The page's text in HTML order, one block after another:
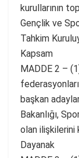
kurullarının
Gençlik ve
Tahkim
Kapsam
MADDE 2 –
başkan
Bakanlığı,
olan ilişkilerini
Dayanak